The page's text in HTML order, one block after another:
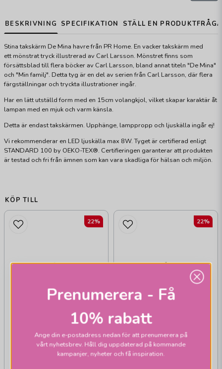
BESKRIVNING SPECIFIKATION STÄLL EN
Stina takskärm De Mina havre från PR Home. En vacker takskärm med
ett mönstrat tryck illustrerad av Carl Larsson. Mönstret finns som
försättsblad till flera böcker av Carl Larsson, bland annat titeln "De Mina"
och "Min familj". Detta tyg är en del av serien från Carl Larsson, där flera
färgställningar och tryckta illustrationer ingår.
Har en lätt utställd form med en 15cm volangkjol, vilket skapar karaktär åt
lampan med en mjuk och varm känsla.
Detta är endast takskärmen. Upphänge, lamppropp och ljuskälla ingår ej!
Vi rekommenderar en LED ljuskälla max 8W. Tyget är certifierad enligt
STANDARD 100 by OEKO-TEX®. Certifieringen garanterar att produkten
är testad och fri från ämnen som kan vara skadliga för hälsan och miljön.
KÖP TILL
22% 22%
Prenumerera - Få
10% rabatt
Ange din e-postadress nedan för att prenumerera på
vårt nyhetsbrev. Håll dig uppdaterad på kommande
kampanjer, nyheter och få inspiration.